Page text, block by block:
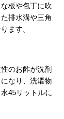
板や包丁に吹
排水溝や三角
ます。
のお酢が洗剤
なり、洗濯物
45リットルに